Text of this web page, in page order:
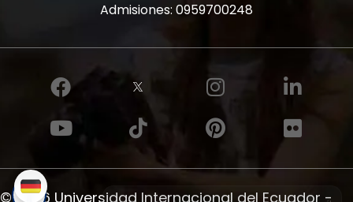
Admisiones: 0959700248
© 2026 Universidad Internacional del Ecuador -